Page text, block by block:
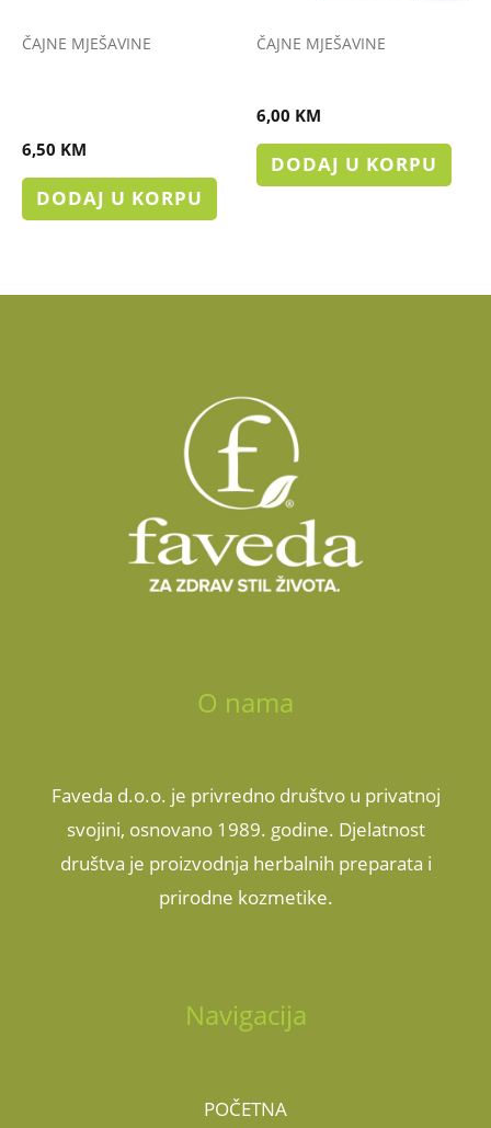
ČAJNE MJEŠAVINE
6,50 KM
DODAJ U KORPU
ČAJNE MJEŠAVINE
6,00 KM
DODAJ U KORPU
O nama
Faveda d.o.o. je privredno društvo u privatnoj
svojini, osnovano 1989. godine. Djelatnost
društva je proizvodnja herbalnih preparata i
prirodne kozmetike.
Navigacija
POČETNA